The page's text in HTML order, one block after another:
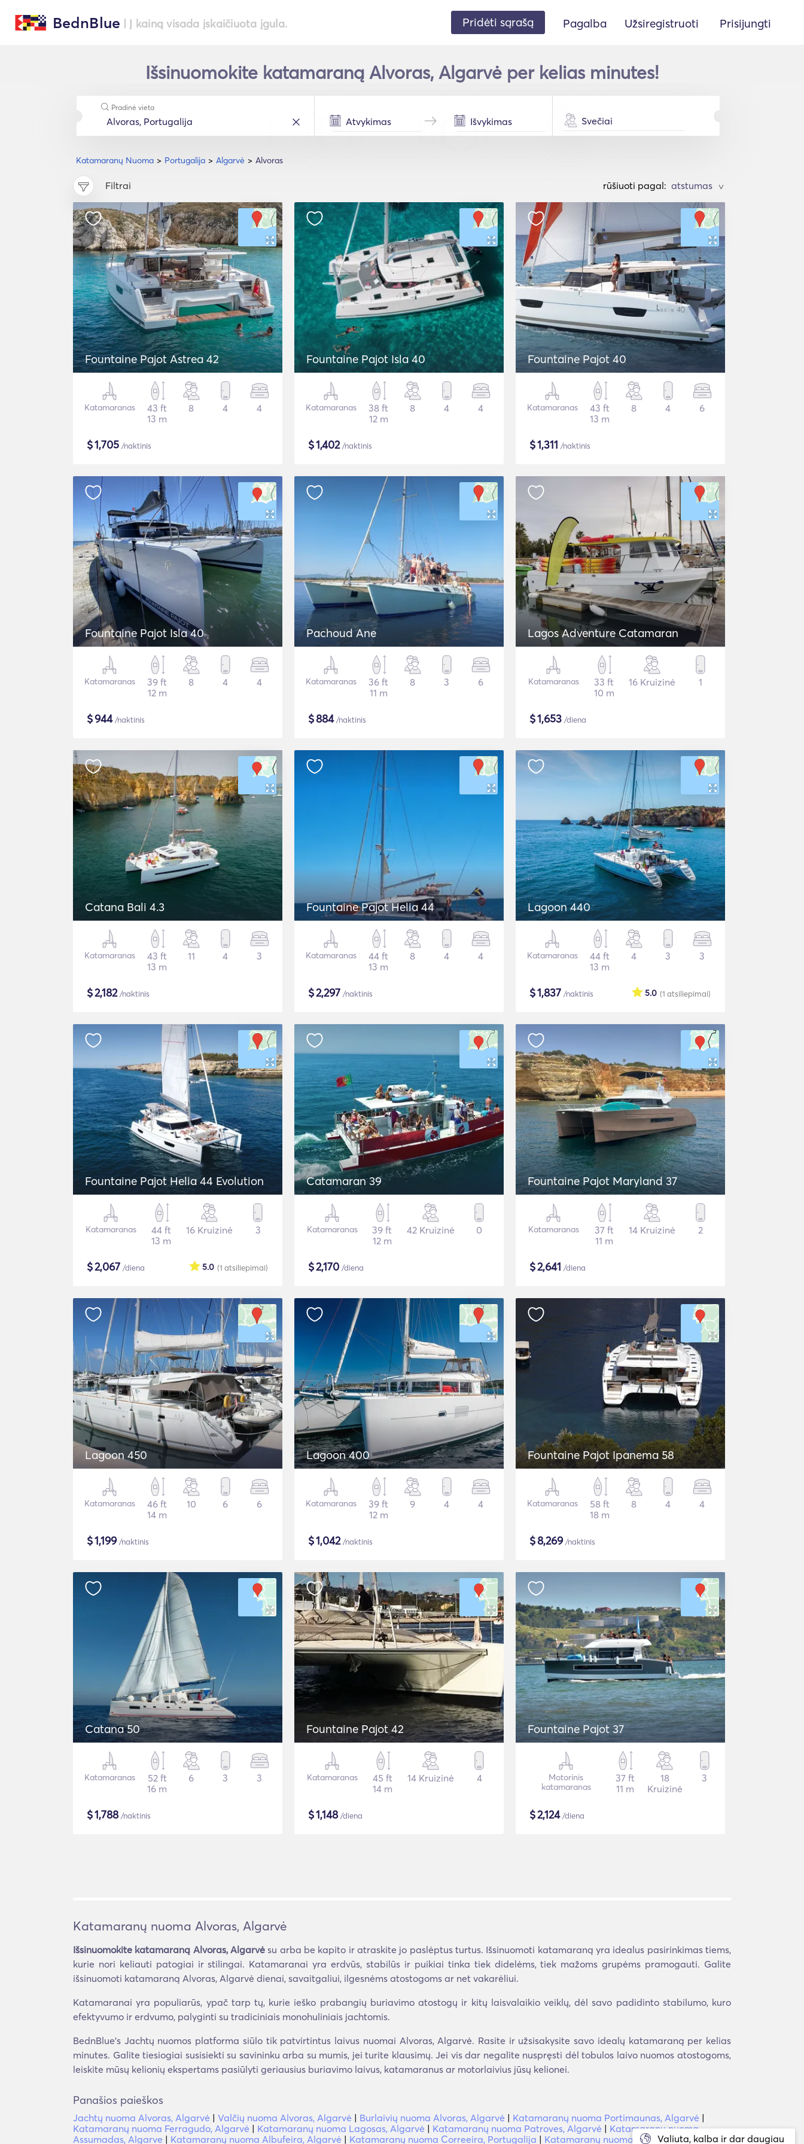
BednBlue | Į kainą visada įskaičiuota įgula. Pridėti sąrašą Pagalba Užsiregistruoti Prisijungti
Išsinuomokite katamaraną Alvoras, Algarvė per kelias minutes!
Katamaranų Nuoma Portugalija Algarvė Alvoras
Pradinė vieta
Svečiai
Filtrai rūšiuoti pagal: >
Fountaine Pajot Astrea 42
Katamaranas
43 ft
13 m
8 4 4
$1,705 /naktinis
Fountaine Pajot Isla 40
Katamaranas
38 ft
12 m
8 4 4
$1,402/naktinis
Fountaine Pajot 40
Katamaranas
43 ft
13 m
8 4 6
$1,311 /naktinis
Fountaine Pajot Isla 40
Katamaranas
39 ft
12 m
8 4 4
$944/naktinis
Pachoud Ane
Katamaranas
36 ft
11 m
8 3 6
$884/naktinis
Lagos Adventure Catamaran
Katamaranas
33 ft
10 m
16 Kruizinė 1
$1,653 /diena
Catana Bali 4.3
Katamaranas
43 ft
13 m
11 4 3
$2,182/naktinis
Fountaine Pajot Helia 44
Katamaranas
44 ft
13 m
8 4 4
$2,297 /naktinis
Lagoon 440
Katamaranas
44 ft
13 m
4 3 3
$1,837 /naktinis (1 atsiliepimai)
5.0
Fountaine Pajot Helia 44 Evolution
Katamaranas
44 ft
13 m
16 Kruizinė 3
$2,067 /diena (1 atsiliepimai)
5.0
Catamaran 39
Katamaranas
39 ft
12 m
42 Kruizinė 0
$2,170 /diena
Fountaine Pajot Maryland 37
Katamaranas
37 ft
11 m
14 Kruizinė 2
$2,641 /diena
Lagoon 450
Katamaranas
46 ft
14 m
10 6 6
$1,199/naktinis
Lagoon 400
Katamaranas
39 ft
12 m
9 4 4
$1,042/naktinis
Fountaine Pajot Ipanema 58
Katamaranas
58 ft
18 m
8 4 4
$8,269/naktinis
Catana 50
Katamaranas
52 ft
16 m
6 3 3
$1,788/naktinis
Fountaine Pajot 42
Katamaranas
45 ft
14 m
14 Kruizinė 4
$1,148/diena
Fountaine Pajot 37
Motorinis
katamaranas
37 ft
11 m
18
Kruizinė
3
$2,124/diena
Valiuta, kalba ir dar daugiau
Katamaranų nuoma Alvoras, Algarvė
Išsinuomokite katamaraną Alvoras, Algarvė su arba be kapito ir atraskite jo paslėptus turtus. Išsinuomoti katamaraną yra idealus pasirinkimas tiems,
kurie nori keliauti patogiai ir stilingai. Katamaranai yra erdvūs, stabilūs ir puikiai tinka tiek didelėms, tiek mažoms grupėms pramogauti. Galite
išsinuomoti katamaraną Alvoras, Algarvė dienai, savaitgaliui, ilgesnėms atostogoms ar net vakarėliui.
Katamaranai yra populiarūs, ypač tarp tų, kurie ieško prabangių buriavimo atostogų ir kitų laisvalaikio veiklų, dėl savo padidinto stabilumo, kuro
efektyvumo ir erdvumo, palyginti su tradiciniais monohuliniais jachtomis.
BednBlue's Jachtų nuomos platforma siūlo tik patvirtintus laivus nuomai Alvoras, Algarvė. Rasite ir užsisakysite savo idealų katamaraną per kelias
minutes. Galite tiesiogiai susisiekti su savininku arba su mumis, jei turite klausimų. Jei vis dar negalite nuspręsti dėl tobulos laivo nuomos atostogoms,
leiskite mūsų kelionių ekspertams pasiūlyti geriausius buriavimo laivus, katamaranus ar motorlaivius jūsų kelionei.
Panašios paieškos
Jachtų nuoma Alvoras, Algarvė | Valčių nuoma Alvoras, Algarvė | Burlaivių nuoma Alvoras, Algarvė | Katamaranų nuoma Portimaunas, Algarvė |
Katamaranų nuoma Ferragudo, Algarvė | Katamaranų nuoma Lagosas, Algarvė | Katamaranų nuoma Patroves, Algarvė | Katamaranų nuoma
Assumadas, Algarve | Katamaranų nuoma Albufeira, Algarvė | Katamaranų nuoma Correeira, Portugalija | Katamaranų nuoma Oura, Portugalija|